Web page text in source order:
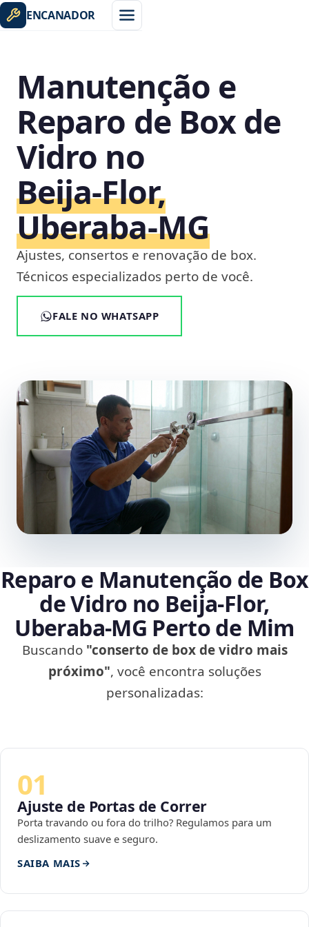
ENCANADOR
Manutenção e
Reparo de Box de
Vidro no
Beija‑Flor,
Uberaba‑MG
Ajustes, consertos e renovação de box.
Técnicos especializados perto de você.
FALE NO WHATSAPP
Reparo e Manutenção de Box
de Vidro no Beija‑Flor,
Uberaba‑MG Perto de Mim
Buscando "conserto de box de vidro mais
próximo", você encontra soluções
personalizadas:
01
Ajuste de Portas de Correr
Porta travando ou fora do trilho? Regulamos para um
deslizamento suave e seguro.
SAIBA MAIS